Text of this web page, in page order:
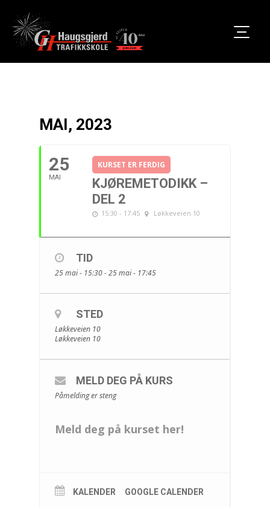
MAI, 2023
25
MAI
KURSET ER FERDIG
KJØREMETODIKK –
DEL 2
15:30 - 17:45 Løkkeveien 10
TID
25 mai - 15:30 - 25 mai - 17:45
STED
Løkkeveien 10
Løkkeveien 10
MELD DEG PÅ KURS
Påmelding er steng
Meld deg på kurset her!
KALENDER GOOGLE CALENDER